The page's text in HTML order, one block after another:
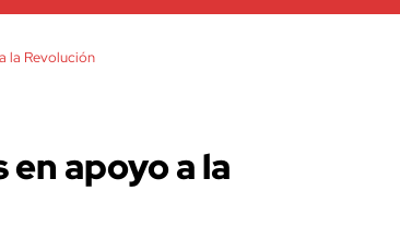
la Revolución
apoyo a la